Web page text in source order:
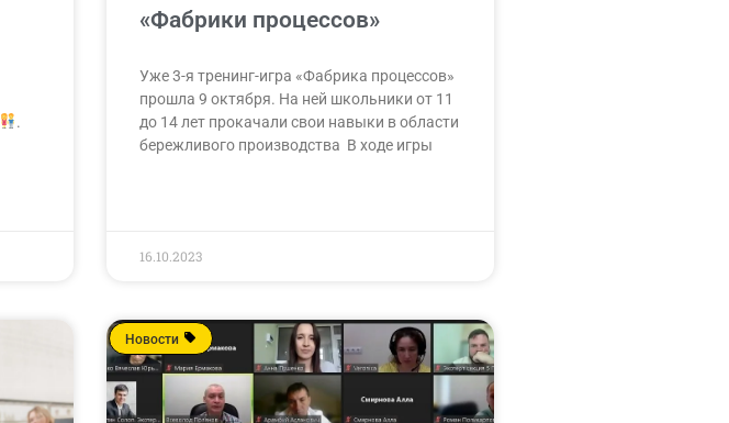
.
«Фабрики процессов»
Уже 3-я тренинг-игра «Фабрика процессов»
прошла 9 октября. На ней школьники от 11
до 14 лет прокачали свои навыки в области
бережливого производства В ходе игры
16.10.2023
Новости